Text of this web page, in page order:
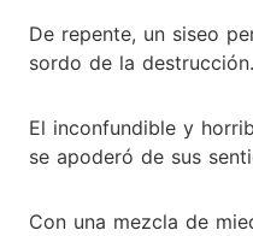
De repente, un siseo
sordo de la destrucción.
El inconfundible y
se apoderó de sus
Con una mezcla de